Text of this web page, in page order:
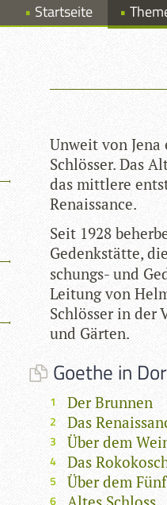
Startseite
Unweit von Jena
Schlös­ser. Das
das mitt­lere
Renaissance.
Seit 1928
Gedenk­stätte,
schungs- und
Lei­tung von
Schlös­ser in der
und Gärten.
Goethe in
Der Brunnen
Das
Über dem
Das
Über dem